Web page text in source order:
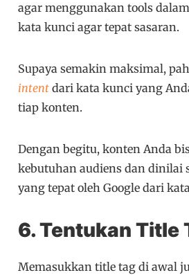
agar menggunakan tools
kata kunci agar tepat sasaran.
Supaya semakin maksimal,
intent dari kata kunci yang
tiap konten.
Dengan begitu, konten Anda
kebutuhan audiens dan dinilai
yang tepat oleh Google dari
6. Tentukan Title
Memasukkan title tag di awal